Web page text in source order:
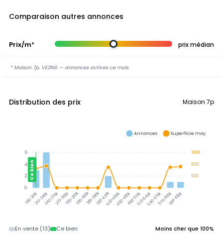
Comparaison autres annonces
Prix/m² prix médian
* Maison 7p, VEZINS — annonces actives ce mois
Distribution des prix Maison 7p
180-210k210-240k240-270k270-300k300-330k330-360k360-390k390-420k420-450k450-480k480-510k510-540k540-570k570-600k600-630k
Ce bien
300
200
100
6
4
2
0
Annonces Superficie moy.
En vente (13) Ce bien Moins cher que 100%